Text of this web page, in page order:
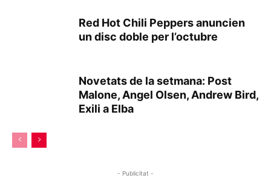
Red Hot Chili Peppers anuncien
un disc doble per l’octubre
Novetats de la setmana: Post
Malone, Angel Olsen, Andrew Bird,
Exili a Elba
- Publicitat -